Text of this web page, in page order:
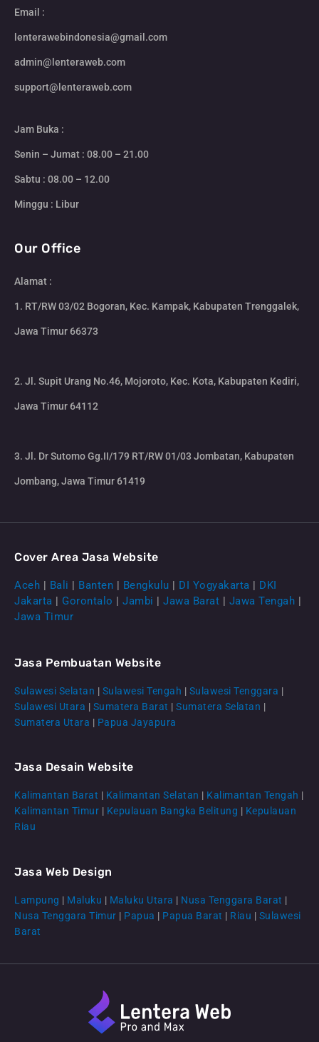
CS Lenteraweb
Email :
lenterawebindonesia@gmail.com
admin@lenteraweb.com
support@lenteraweb.com
Jam Buka :
Senin – Jumat : 08.00 – 21.00
Sabtu : 08.00 – 12.00
Minggu : Libur
Our Office
Alamat :
1. RT/RW 03/02 Bogoran, Kec. Kampak, Kabupaten Trenggalek,
Jawa Timur 66373
2. Jl. Supit Urang No.46, Mojoroto, Kec. Kota, Kabupaten Kediri,
Jawa Timur 64112
3. Jl. Dr Sutomo Gg.II/179 RT/RW 01/03 Jombatan, Kabupaten
Jombang, Jawa Timur 61419
Cover Area Jasa Website
Aceh | Bali | Banten | Bengkulu | DI Yogyakarta | DKI
Jakarta | Gorontalo | Jambi | Jawa Barat | Jawa Tengah |
Jawa Timur
Jasa Pembuatan Website
Sulawesi Selatan | Sulawesi Tengah | Sulawesi Tenggara |
Sulawesi Utara | Sumatera Barat | Sumatera Selatan |
Sumatera Utara | Papua Jayapura
Jasa Desain Website
Kalimantan Barat | Kalimantan Selatan | Kalimantan Tengah |
Kalimantan Timur | Kepulauan Bangka Belitung | Kepulauan
Riau
Jasa Web Design
Lampung | Maluku | Maluku Utara | Nusa Tenggara Barat |
Nusa Tenggara Timur | Papua | Papua Barat | Riau | Sulawesi
Barat